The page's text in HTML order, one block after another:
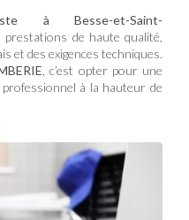
à Besse-et-Saint-
de haute qualité,
et des exigences techniques.
, c’est opter pour une
à la hauteur de